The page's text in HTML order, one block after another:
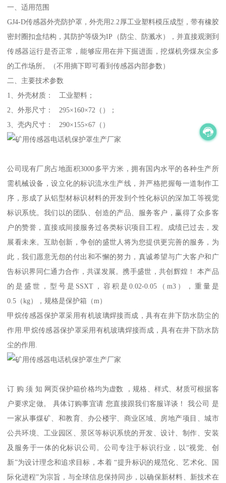
一、适用范围
GJ4-D传感器外壳防护罩，外壳用2.2厚工业塑料模压成型，带有橡胶
密封圈扣盒结构，其防护等级为IP（防尘、防溅水），并直接观测到
传感器运行是否正常，能够应用在井下掘进面，挖煤机旁煤灰尘多
的工作场所。（不用摘下即可看到传感器内部参数）
二、主要技术参数
1、外壳材质： 工业塑料；
2、外形尺寸： 295×160×72（）；
3、壳内尺寸： 290×155×67（）
公司现有厂房占地面积3000多平方米，拥有国内水平的各种生产所
需机械设备，设立化的标识流水生产线，并严格把握每一道制作工
序，形成了从铝型材标识材料的开发到个性化标识的深加工等视觉
标识系统。我们以的团队、创造的产品、服务客户，赢得了众多客
户的赞誉，直接或间接服务过各类标识项目工程。成绩已过去，发
展看未来。互助创新，争创的盛世人将为您提供更完善的服务，为
此，我们愿意无怨的付出和不懈的努力，真诚希望与广大客户和广
告标识界同仁通力合作，共谋发展。携手盛世，共创辉煌！ 本产品
的是盛世，型号是SSXT，容积是0.02-0.05（m3），重量是
0.5（kg），规格是保护箱（m）
甲烷传感器保护罩采用有机玻璃焊接而成，具有在井下防水防尘的
作用.甲烷传感器保护罩采用有机玻璃焊接而成，具有在井下防水防
尘的作用.
订 购 须 知 网页保护箱价格均为虚数 ，规格、样式、材质可根据客
户要求定做。 具体订购事宜请 您直接跟我们客服详谈！ 我公司 是
一家从事煤矿、和教育、办公楼宇、商业区域、房地产项目、城市
公共环境、工业园区、景区等标识系统的开发、设计、制作、安装
及服务于一体的化标识公司。公司专注于标识行业，以“视觉、创
新”为设计理念和追求目标，本着 “提升标识的规范化、艺术化、国
际化进程”为宗旨，与全球信息保持同步，以确保新材料、新技术在